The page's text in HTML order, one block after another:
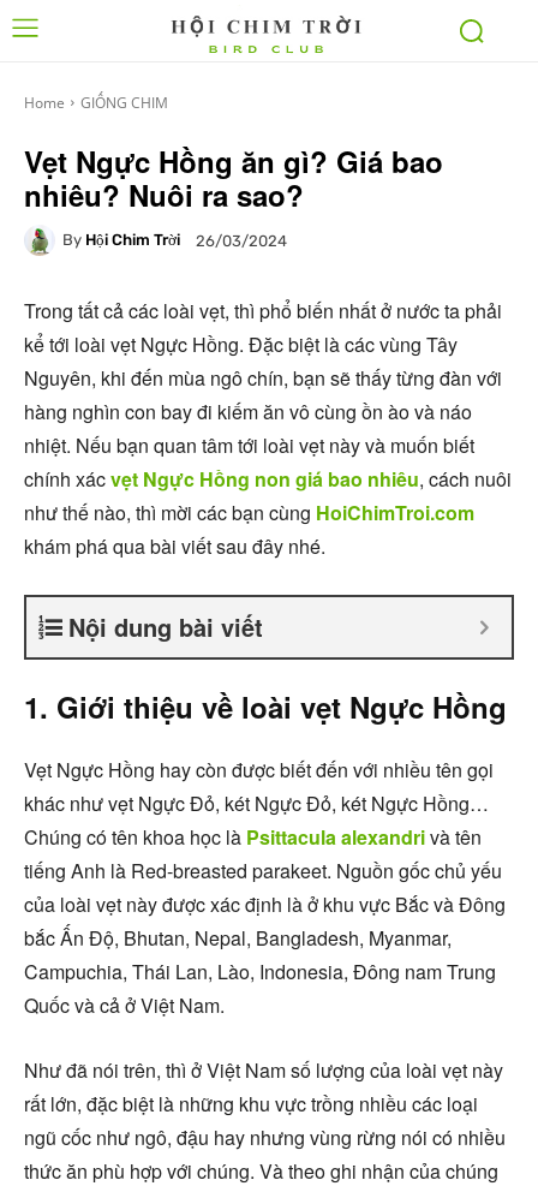
Home GIỐNG CHIM
Vẹt Ngực Hồng ăn gì? Giá bao
nhiêu? Nuôi ra sao?
By Hội Chim Trời 26/03/2024
Trong tất cả các loài vẹt, thì phổ biến nhất ở nước ta phải
kể tới loài vẹt Ngực Hồng. Đặc biệt là các vùng Tây
Nguyên, khi đến mùa ngô chín, bạn sẽ thấy từng đàn với
hàng nghìn con bay đi kiếm ăn vô cùng ồn ào và náo
nhiệt. Nếu bạn quan tâm tới loài vẹt này và muốn biết
chính xácvẹt Ngực Hồng non giá bao nhiêu, cách nuôi
như thế nào, thì mời các bạn cùng HoiChimTroi.com
khám phá qua bài viết sau đây nhé.
Nội dung bài viết
1. Giới thiệu về loài vẹt Ngực Hồng
Vẹt Ngực Hồng hay còn được biết đến với nhiều tên gọi
khác như vẹt Ngực Đỏ, két Ngực Đỏ, két Ngực Hồng…
Chúng có tên khoa học là Psittacula alexandrivà tên
tiếng Anh là Red-breasted parakeet. Nguồn gốc chủ yếu
của loài vẹt này được xác định là ở khu vực Bắc và Đông
bắc Ấn Độ, Bhutan, Nepal, Bangladesh, Myanmar,
Campuchia, Thái Lan, Lào, Indonesia, Đông nam Trung
Quốc và cả ở Việt Nam.
Như đã nói trên, thì ở Việt Nam số lượng của loài vẹt này
rất lớn, đặc biệt là những khu vực trồng nhiều các loại
ngũ cốc như ngô, đậu hay nhưng vùng rừng nói có nhiều
thức ăn phù hợp với chúng. Và theo ghi nhận của chúng